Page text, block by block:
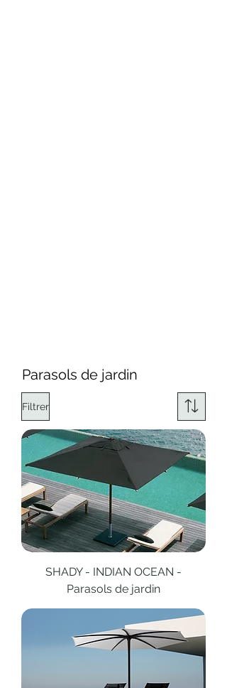
Parasols de jardin
Filtrer
SHADY - INDIAN OCEAN -
Parasols de jardin